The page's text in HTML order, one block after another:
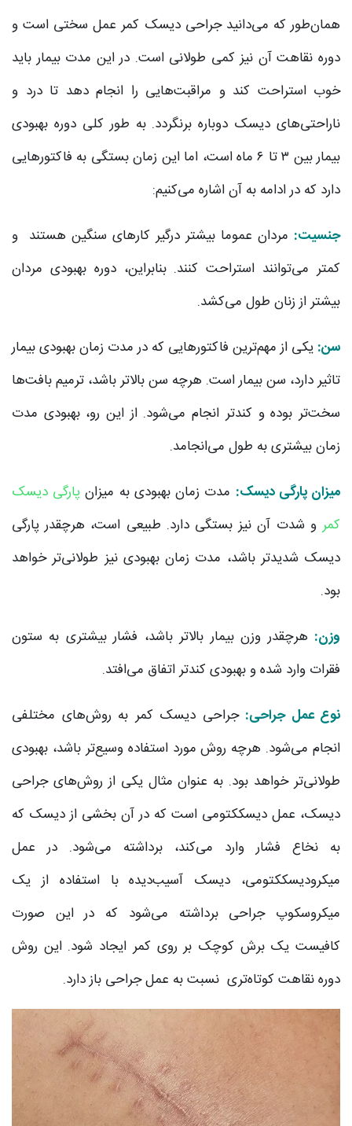
همان‌طور که می‌دانید جراحی دیسک کمر عمل سختی است و
دوره نقاهت آن نیز کمی طولانی است. در این مدت بیمار باید
خوب استراحت کند و مراقبت‌هایی را انجام دهد تا درد و
ناراحتی‌های دیسک دوباره برنگردد. به طور کلی دوره بهبودی
بیمار بین ۳ تا ۶ ماه است، اما این زمان بستگی به فاکتورهایی
دارد که در ادامه به آن اشاره می‌کنیم:
جنسیت: مردان عموما بیشتر درگیر کارهای سنگین هستند و
کمتر می‌توانند استراحت کنند. بنابراین، دوره بهبودی مردان
بیشتر از زنان طول می‌کشد.
سن: یکی از مهم‌ترین فاکتورهایی که در مدت زمان بهبودی بیمار
تاثیر دارد، سن بیمار است. هرچه سن بالاتر باشد، ترمیم بافت‌ها
سخت‌تر بوده و کندتر انجام می‌شود. از این رو، بهبودی مدت
زمان بیشتری به طول می‌انجامد.
میزان پارگی دیسک: مدت زمان بهبودی به میزان پارگی دیسک
کمر و شدت آن نیز بستگی دارد. طبیعی است، هرچقدر پارگی
دیسک شدیدتر باشد، مدت زمان بهبودی نیز طولانی‌تر خواهد
بود.
وزن: هرچقدر وزن بیمار بالاتر باشد، فشار بیشتری به ستون
فقرات وارد شده و بهبودی کندتر اتفاق می‌افتد.
نوع عمل جراحی: جراحی دیسک کمر به روش‌های مختلفی
انجام می‌شود. هرچه روش مورد استفاده وسیع‌تر باشد، بهبودی
طولانی‌تر خواهد بود. به عنوان مثال یکی از روش‌های جراحی
دیسک، عمل دیسککتومی است که در آن بخشی از دیسک که
به نخاع فشار وارد می‌کند، برداشته می‌شود. در عمل
میکرودیسککتومی، دیسک آسیب‌دیده با استفاده از یک
میکروسکوپ جراحی برداشته می‌شود که در این صورت
کافیست یک برش کوچک بر روی کمر ایجاد شود. این روش
دوره نقاهت کوتاه‌تری نسبت به عمل جراحی باز دارد.